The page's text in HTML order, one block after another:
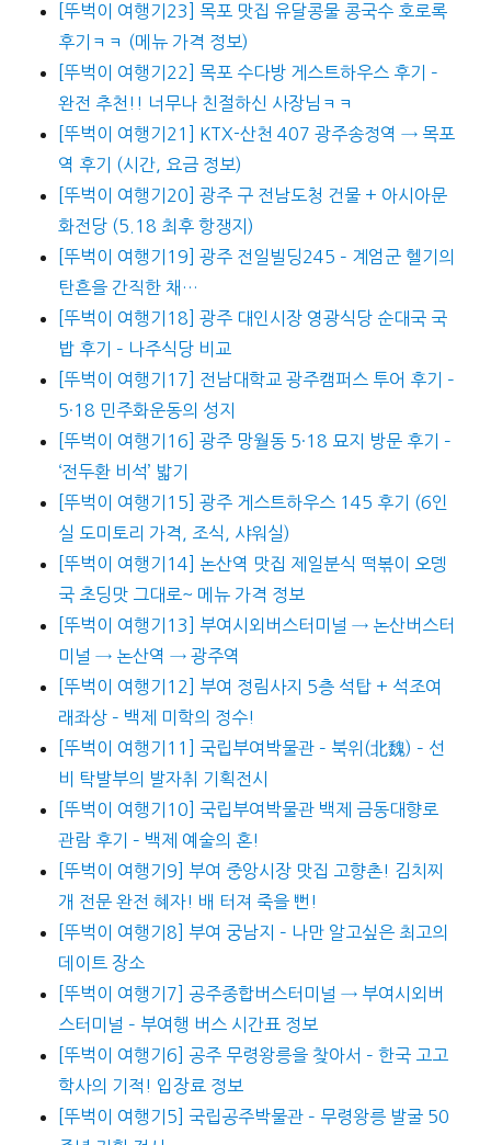
[뚜벅이 여행기23] 목포 맛집 유달콩물 콩국수 호로록
후기ㅋㅋ (메뉴 가격 정보)
[뚜벅이 여행기22] 목포 수다방 게스트하우스 후기 –
완전 추천!! 너무나 친절하신 사장님ㅋㅋ
[뚜벅이 여행기21] KTX-산천 407 광주송정역 → 목포
역 후기 (시간, 요금 정보)
[뚜벅이 여행기20] 광주 구 전남도청 건물 + 아시아문
화전당 (5.18 최후 항쟁지)
[뚜벅이 여행기19] 광주 전일빌딩245 – 계엄군 헬기의
탄흔을 간직한 채…
[뚜벅이 여행기18] 광주 대인시장 영광식당 순대국 국
밥 후기 – 나주식당 비교
[뚜벅이 여행기17] 전남대학교 광주캠퍼스 투어 후기 –
5·18 민주화운동의 성지
[뚜벅이 여행기16] 광주 망월동 5·18 묘지 방문 후기 –
‘전두환 비석’ 밟기
[뚜벅이 여행기15] 광주 게스트하우스 145 후기 (6인
실 도미토리 가격, 조식, 샤워실)
[뚜벅이 여행기14] 논산역 맛집 제일분식 떡볶이 오뎅
국 초딩맛 그대로~ 메뉴 가격 정보
[뚜벅이 여행기13] 부여시외버스터미널 → 논산버스터
미널 → 논산역 → 광주역
[뚜벅이 여행기12] 부여 정림사지 5층 석탑 + 석조여
래좌상 – 백제 미학의 정수!
[뚜벅이 여행기11] 국립부여박물관 – 북위(北魏) – 선
비 탁발부의 발자취 기획전시
[뚜벅이 여행기10] 국립부여박물관 백제 금동대향로
관람 후기 – 백제 예술의 혼!
[뚜벅이 여행기9] 부여 중앙시장 맛집 고향촌! 김치찌
개 전문 완전 혜자! 배 터져 죽을 뻔!
[뚜벅이 여행기8] 부여 궁남지 – 나만 알고싶은 최고의
데이트 장소
[뚜벅이 여행기7] 공주종합버스터미널 → 부여시외버
스터미널 – 부여행 버스 시간표 정보
[뚜벅이 여행기6] 공주 무령왕릉을 찾아서 – 한국 고고
학사의 기적! 입장료 정보
[뚜벅이 여행기5] 국립공주박물관 – 무령왕릉 발굴 50